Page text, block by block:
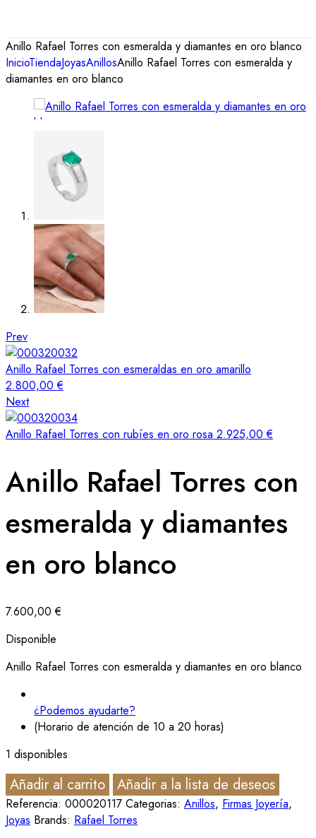
Anillo Rafael Torres con esmeralda y diamantes en oro blanco
InicioTiendaJoyasAnillosAnillo Rafael Torres con esmeralda y
diamantes en oro blanco
Prev
Anillo Rafael Torres con esmeraldas en oro amarillo
2.800,00€
Next
Anillo Rafael Torres con rubíes en oro rosa 2.925,00€
Anillo Rafael Torres con
esmeralda y diamantes
en oro blanco
7.600,00€
Disponible
Anillo Rafael Torres con esmeralda y diamantes en oro blanco
¿Podemos ayudarte?
(Horario de atención de 10 a 20 horas)
1 disponibles
Añadir al carrito Añadir a la lista de deseos
Referencia: 000020117 Categorias: Anillos, Firmas Joyería,
Joyas Brands: Rafael Torres